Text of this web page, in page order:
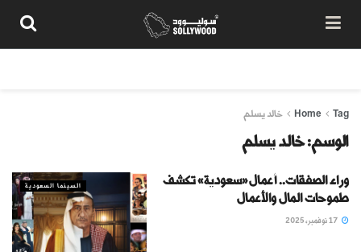
Home Tag خالد يسلم
الوسم:خالد يسلم
السينما السعودية
وراء الصفقات.. أعمال «سعودية» تكشف
طموحات المال والأعمال